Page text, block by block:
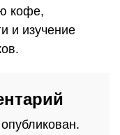
кофе,
и изучение